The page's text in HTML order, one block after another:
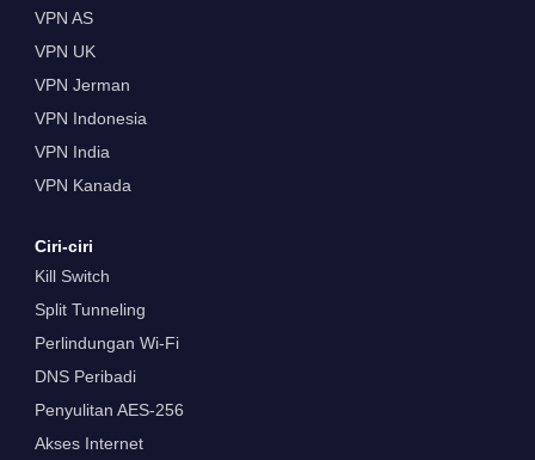
VPN AS
VPN UK
VPN Jerman
VPN Indonesia
VPN India
VPN Kanada
Ciri-ciri
Kill Switch
Split Tunneling
Perlindungan Wi-Fi
DNS Peribadi
Penyulitan AES-256
Akses Internet